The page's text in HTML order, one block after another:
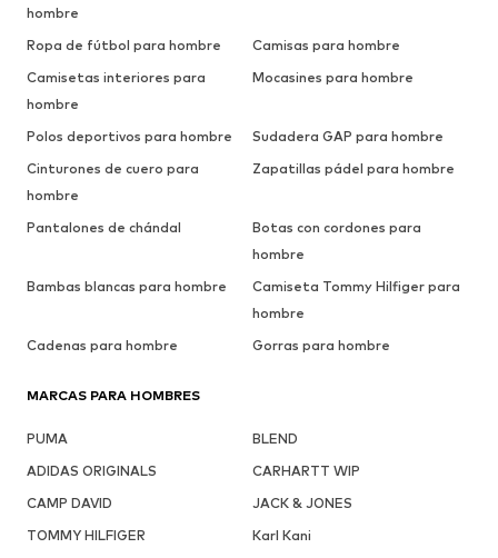
hombre
Ropa de fútbol para hombre
Camisas para hombre
Camisetas interiores para
hombre
Mocasines para hombre
Polos deportivos para hombre
Sudadera GAP para hombre
Cinturones de cuero para
hombre
Zapatillas pádel para hombre
Pantalones de chándal
Botas con cordones para
hombre
Bambas blancas para hombre
Camiseta Tommy Hilfiger para
hombre
Cadenas para hombre
Gorras para hombre
MARCAS PARA HOMBRES
PUMA
BLEND
ADIDAS ORIGINALS
CARHARTT WIP
CAMP DAVID
JACK & JONES
TOMMY HILFIGER
Karl Kani